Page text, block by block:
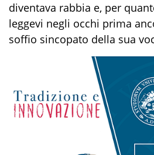
diventava rabbia e, per
leggevi negli occhi prima
soffio sincopato della sua